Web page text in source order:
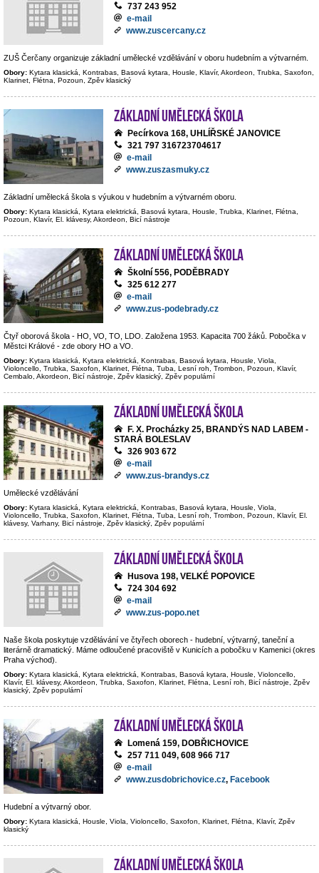
737 243 952
e-mail
www.zuscercany.cz
ZUŠ Čerčany organizuje základní umělecké vzdělávání v oboru hudebním a výtvarném.
Obory: Kytara klasická, Kontrabas, Basová kytara, Housle, Klavír, Akordeon, Trubka, Saxofon,
Klarinet, Flétna, Pozoun, Zpěv klasický
Základní umělecká škola
Pecírkova 168, UHLÍŘSKÉ JANOVICE
321 797 316723704617
e-mail
www.zuszasmuky.cz
Základní umělecká škola s výukou v hudebním a výtvarném oboru.
Obory: Kytara klasická, Kytara elektrická, Basová kytara, Housle, Trubka, Klarinet, Flétna,
Pozoun, Klavír, El. klávesy, Akordeon, Bicí nástroje
Základní umělecká škola
Školní 556, PODĚBRADY
325 612 277
e-mail
www.zus-podebrady.cz
Čtyř oborová škola - HO, VO, TO, LDO. Založena 1953. Kapacita 700 žáků. Pobočka v
Městci Králové - zde obory HO a VO.
Obory: Kytara klasická, Kytara elektrická, Kontrabas, Basová kytara, Housle, Viola,
Violoncello, Trubka, Saxofon, Klarinet, Flétna, Tuba, Lesní roh, Trombon, Pozoun, Klavír,
Cembalo, Akordeon, Bicí nástroje, Zpěv klasický, Zpěv populární
Základní umělecká škola
F. X. Procházky 25, BRANDÝS NAD LABEM -
STARÁ BOLESLAV
326 903 672
e-mail
www.zus-brandys.cz
Umělecké vzdělávání
Obory: Kytara klasická, Kytara elektrická, Kontrabas, Basová kytara, Housle, Viola,
Violoncello, Trubka, Saxofon, Klarinet, Flétna, Tuba, Lesní roh, Trombon, Pozoun, Klavír, El.
klávesy, Varhany, Bicí nástroje, Zpěv klasický, Zpěv populární
Základní umělecká škola
Husova 198, VELKÉ POPOVICE
724 304 692
e-mail
www.zus-popo.net
Naše škola poskytuje vzdělávání ve čtyřech oborech - hudební, výtvarný, taneční a
literárně dramatický. Máme odloučené pracoviště v Kunicích a pobočku v Kamenici (okres
Praha východ).
Obory: Kytara klasická, Kytara elektrická, Kontrabas, Basová kytara, Housle, Violoncello,
Klavír, El. klávesy, Akordeon, Trubka, Saxofon, Klarinet, Flétna, Lesní roh, Bicí nástroje, Zpěv
klasický, Zpěv populární
Základní umělecká škola
Lomená 159, DOBŘICHOVICE
257 711 049, 608 966 717
e-mail
www.zusdobrichovice.cz, Facebook
Hudební a výtvarný obor.
Obory: Kytara klasická, Housle, Viola, Violoncello, Saxofon, Klarinet, Flétna, Klavír, Zpěv
klasický
Základní umělecká škola